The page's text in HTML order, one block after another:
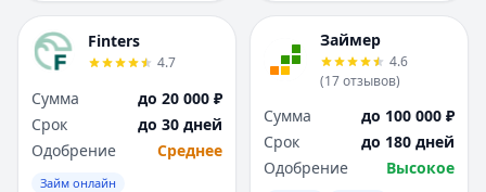
Finters
4.7
Сумма
до 20 000 ₽
Срок
до 30 дней
Одобрение
Среднее
Займ онлайн
Займер
4.6
(17отзывов)
Сумма
до 100 000 ₽
Срок
до 180 дней
Одобрение
Высокое